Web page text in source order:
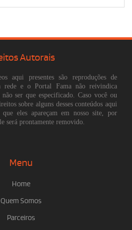
Autorais
aqui presentes são reproduções de
rede e o Portal Fama não reivindica
ser que especificado. Caso você ou
sobre alguns desses conteúdos aqui
eles apareçam em nosso site, por
será prontamente removido.
Menu
Home
Quem Somos
Parceiros